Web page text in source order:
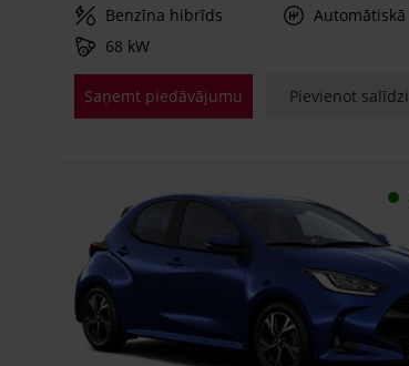
Benzīna hibrīds
Automātiskā
68 kW
Saņemt piedāvājumu Pievienot